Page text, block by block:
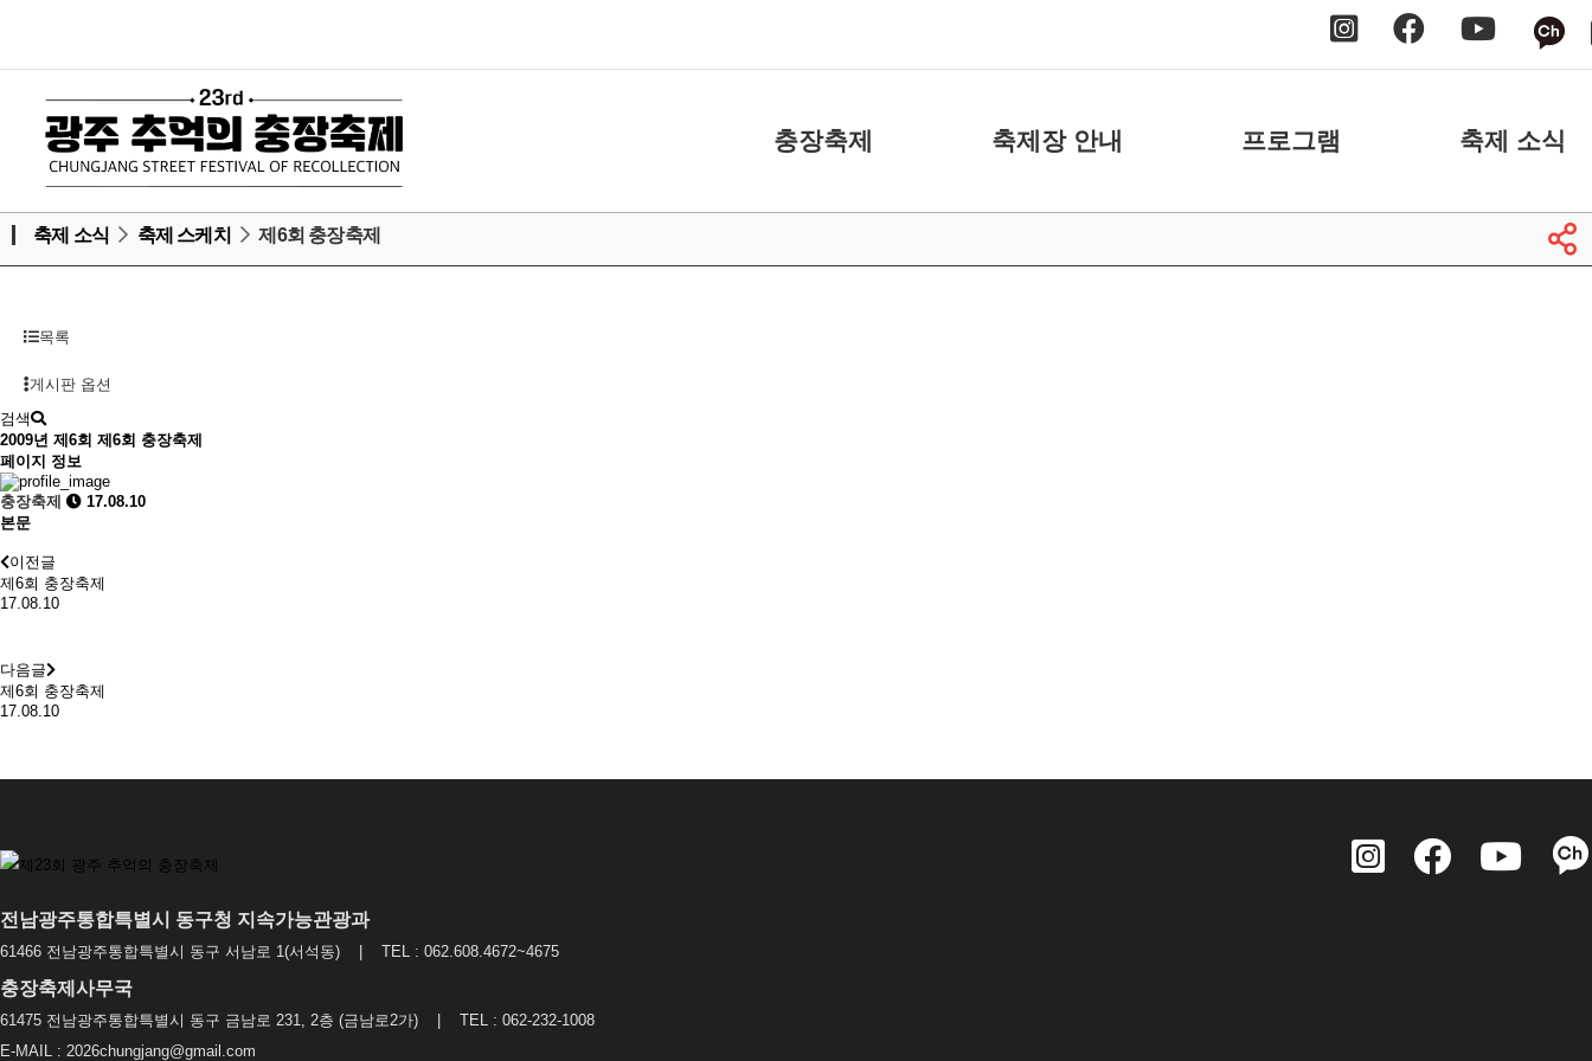
충장축제
축제소개
아카이브
축제장 안내
화장실 안내
주차장 안내
프로그램
날짜별
장소별
축제 소식
공지사항
보도자료
축제 소식 축제 스케치 제6회 충장축제
목록
게시판 옵션
검색
2009년 제6회 제6회 충장축제
페이지 정보
충장축제
17.08.10
본문
이전글
제6회 충장축제
17.08.10
다음글
제6회 충장축제
17.08.10
전남광주통합특별시 동구청 지속가능관광과
61466 전남광주통합특별시 동구 서남로 1(서석동) | TEL : 062.608.4672~4675
충장축제사무국
61475 전남광주통합특별시 동구 금남로 231, 2층 (금남로2가) | TEL : 062-232-1008
E-MAIL : 2026chungjang@gmail.com